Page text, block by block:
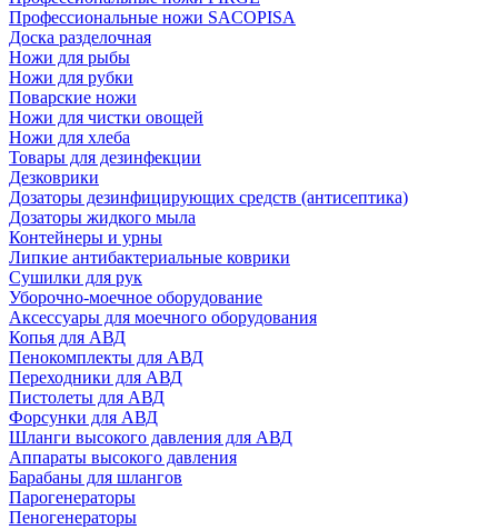
Профессиональные ножи SACOPISA
Доска разделочная
Ножи для рыбы
Ножи для рубки
Поварские ножи
Ножи для чистки овощей
Ножи для хлеба
Товары для дезинфекции
Дезковрики
Дозаторы дезинфицирующих средств (антисептика)
Дозаторы жидкого мыла
Контейнеры и урны
Липкие антибактериальные коврики
Сушилки для рук
Уборочно-моечное оборудование
Аксессуары для моечного оборудования
Копья для АВД
Пенокомплекты для АВД
Переходники для АВД
Пистолеты для АВД
Форсунки для АВД
Шланги высокого давления для АВД
Аппараты высокого давления
Барабаны для шлангов
Парогенераторы
Пеногенераторы